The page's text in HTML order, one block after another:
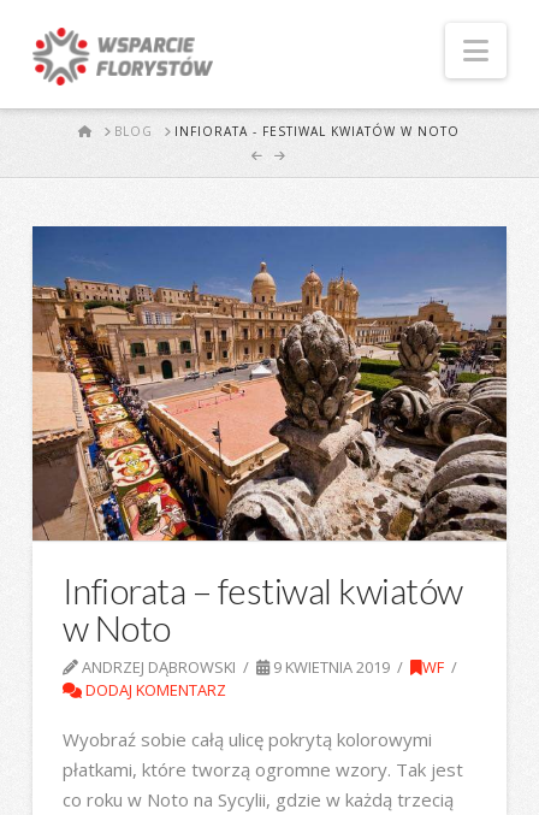
STARTBLOG INFIORATA - FESTIWAL KWIATÓW W NOTO
Infiorata – festiwal kwiatów
w Noto
ANDRZEJ DĄBROWSKI 9 KWIETNIA 2019
WF
DODAJ KOMENTARZ
Wyobraź sobie całą ulicę pokrytą kolorowymi
płatkami, które tworzą ogromne wzory. Tak jest
co roku w Noto na Sycylii, gdzie w każdą trzecią